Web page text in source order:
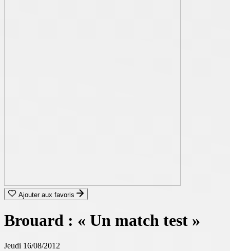
Ajouter aux favoris
Brouard : « Un match test »
Jeudi 16/08/2012